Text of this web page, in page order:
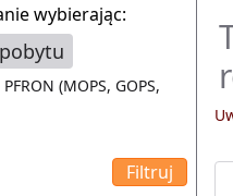
wybierając:
(MOPS, GOPS,